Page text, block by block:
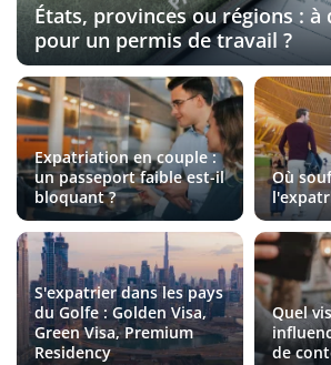
États, provinces ou régions : à
pour un permis de travail ?
Expatriation en couple :
un passeport faible est-il
bloquant ?
Où
S'expatrier dans les pays
du Golfe : Golden Visa,
Green Visa, Premium
Residency
Quel
de